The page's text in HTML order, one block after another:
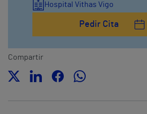
Hospital Vithas Vigo
Pedir Cita
Compartir